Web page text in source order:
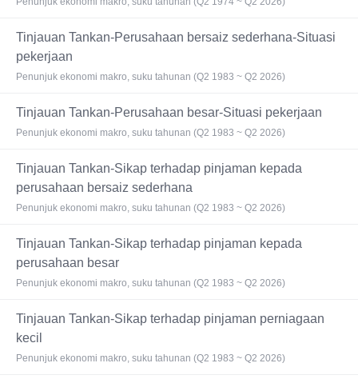
Tinjauan Tankan-Perusahaan bersaiz sederhana-Situasi
pekerjaan
Penunjuk ekonomi makro, suku tahunan (Q2 1983 ~ Q2 2026)
Tinjauan Tankan-Perusahaan besar-Situasi pekerjaan
Penunjuk ekonomi makro, suku tahunan (Q2 1983 ~ Q2 2026)
Tinjauan Tankan-Sikap terhadap pinjaman kepada
perusahaan bersaiz sederhana
Penunjuk ekonomi makro, suku tahunan (Q2 1983 ~ Q2 2026)
Tinjauan Tankan-Sikap terhadap pinjaman kepada
perusahaan besar
Penunjuk ekonomi makro, suku tahunan (Q2 1983 ~ Q2 2026)
Tinjauan Tankan-Sikap terhadap pinjaman perniagaan
kecil
Penunjuk ekonomi makro, suku tahunan (Q2 1983 ~ Q2 2026)